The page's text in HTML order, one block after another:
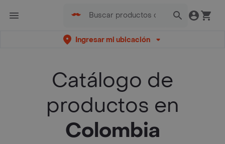
Ingresar mi ubicación
Catálogo de
productos en
Colombia